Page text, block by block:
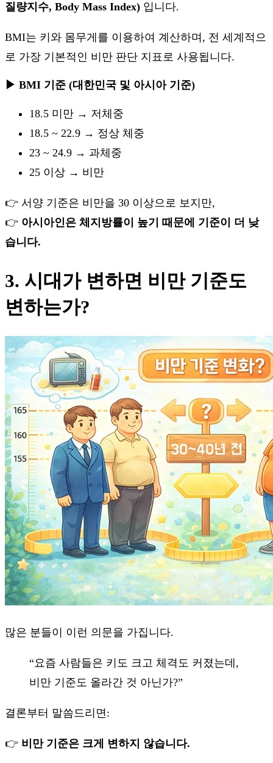
질량지수, Body Mass Index) 입니다.
BMI는 키와 몸무게를 이용하여 계산하며, 전 세계적으
로 가장 기본적인 비만 판단 지표로 사용됩니다.
▶ BMI 기준 (대한민국 및 아시아 기준)
18.5 미만 → 저체중
18.5 ~ 22.9 → 정상 체중
23 ~ 24.9 → 과체중
25 이상 → 비만
👉 서양 기준은 비만을 30 이상으로 보지만,
👉 아시아인은 체지방률이 높기 때문에 기준이 더 낮
습니다.
3. 시대가 변하면 비만 기준도
변하는가?
많은 분들이 이런 의문을 가집니다.
“요즘 사람들은 키도 크고 체격도 커졌는데,
비만 기준도 올라간 것 아닌가?”
결론부터 말씀드리면:
👉 비만 기준은 크게 변하지 않습니다.